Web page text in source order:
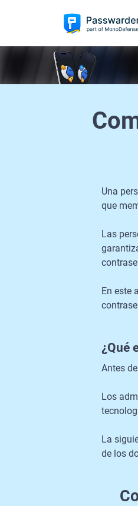
Una
que
Las
En este
¿Qué
Antes
Los
La
de los